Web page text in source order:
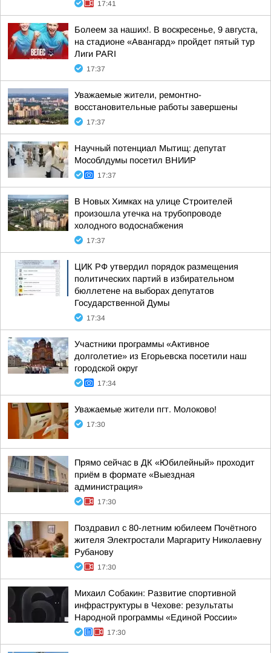
17:41
Болеем за наших!. В воскресенье, 9 августа,
на стадионе «Авангард» пройдет пятый тур
Лиги PARI
17:37
Уважаемые жители, ремонтно-
восстановительные работы завершены
17:37
Научный потенциал Мытищ: депутат
Мособлдумы посетил ВНИИР
17:37
В Новых Химках на улице Строителей
произошла утечка на трубопроводе
холодного водоснабжения
17:37
ЦИК РФ утвердил порядок размещения
политических партий в избирательном
бюллетене на выборах депутатов
Государственной Думы
17:34
Участники программы «Активное
долголетие» из Егорьевска посетили наш
городской округ
17:34
Уважаемые жители пгт. Молоково!
17:30
Прямо сейчас в ДК «Юбилейный» проходит
приём в формате «Выездная
администрация»
17:30
Поздравил с 80-летним юбилеем Почётного
жителя Электростали Маргариту Николаевну
Рубанову
17:30
Михаил Собакин: Развитие спортивной
инфраструктуры в Чехове: результаты
Народной программы «Единой России»
17:30